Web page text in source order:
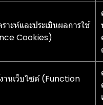
าะห์และประเมินผลการใช้
Cookies)
านเว็บไซต์ (Function